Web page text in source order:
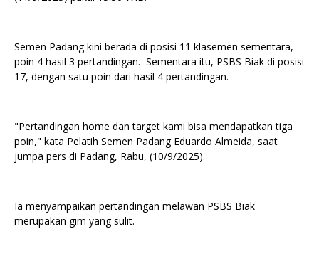
Semen Padang kini berada di posisi 11 klasemen sementara,
poin 4 hasil 3 pertandingan. Sementara itu, PSBS Biak di posisi
17, dengan satu poin dari hasil 4 pertandingan.
"Pertandingan home dan target kami bisa mendapatkan tiga
poin," kata Pelatih Semen Padang Eduardo Almeida, saat
jumpa pers di Padang, Rabu, (10/9/2025).
Ia menyampaikan pertandingan melawan PSBS Biak
merupakan gim yang sulit.